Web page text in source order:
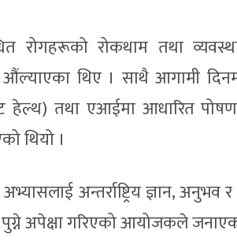
रोगहरूको रोकथाम तथा
थिए । साथै आगामी दिनमा
तथा एआईमा आधारित पोषण
थियो ।
अन्तर्राष्ट्रिय ज्ञान, अनुभव
अपेक्षा गरिएको आयोजकले